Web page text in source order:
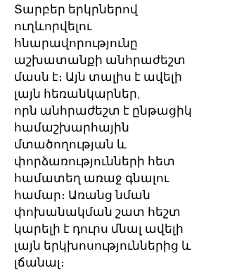
Տարբեր երկրներով
ուղևորվելու
հնարավորությունը
աշխատանքի անհրաժեշտ
մասն է։ Այն տալիս է ավելի
լայն հեռանկարներ,
որն անհրաժեշտ է ընթացիկ
համաշխարհային
մտածողության և
փորձառությունների հետ
համատեղ առաջ գնալու
համար։ Առանց նման
փոխանակման շատ հեշտ
կարելի է դուրս մնալ ավելի
լայն երկխոսություններից և
լճանալ։